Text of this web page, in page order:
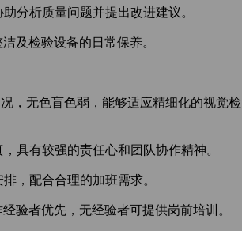
分析质量问题并提出改进建议。
及检验设备的日常保养。
，无色盲色弱，能够适应精细化的视觉检
具有较强的责任心和团队协作精神。
，配合合理的加班需求。
验者优先，无经验者可提供岗前培训。